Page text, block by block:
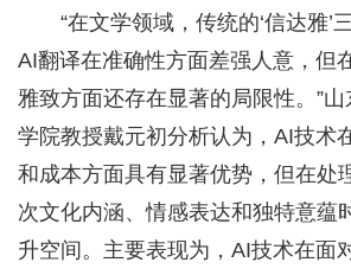
“在文学领域，传统的‘信达雅’
AI翻译在准确性方面差强人意，但
雅致方面还存在显著的局限性。”
学院教授戴元初分析认为，AI技术
和成本方面具有显著优势，但在处
次文化内涵、情感表达和独特意蕴
升空间。主要表现为，AI技术在面